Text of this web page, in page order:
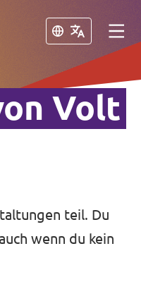
Schließen
Schließen
Volt
teil. Du
wenn du kein